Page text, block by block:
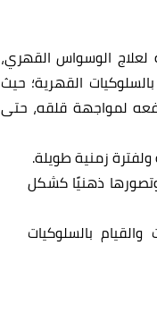
الوسواس القهري،
القهرية؛ حيث
لمواجهة قلقه، حتى
زمنية طويلة.
ذهنيًا كشكل
بالسلوكيات